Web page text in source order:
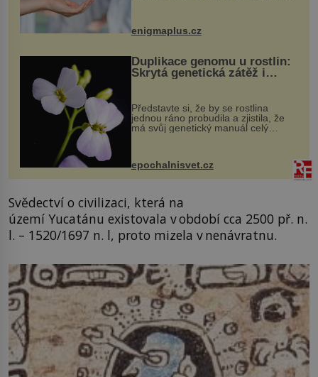
enigmaplus.cz
Duplikace genomu u rostlin:
Skrytá genetická zátěž i
Představte si, že by se rostlina
jednou ráno probudila a zjistila, že
má svůj genetický manuál celý
vstupenka...
epochalnisvet.cz
Svědectví o civilizaci, která na
území Yucatánu existovala v období cca 2500 př. n.
l. – 1520/1697 n. l, proto mizela v nenávratnu.